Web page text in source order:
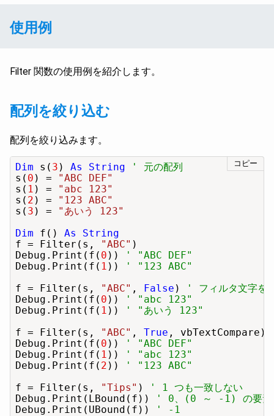
使用例
Filter 関数の使用例を紹介します。
配列を絞り込む
配列を絞り込みます。
コピー
Dim s( 3 ) As String
' 元の配列
s( 0 ) =
"ABC DEF"
s( 1 ) =
"abc 123"
s( 2 ) =
"123 ABC"
s( 3 ) =
"あいう 123"
Dim f() As String
f = Filter(s,
"ABC" )
Debug.Print(f( 0 ))
' "ABC DEF"
Debug.Print(f( 1 ))
' "123 ABC"
f = Filter(s,
"ABC" , False )
' フィルタ文字を
Debug.Print(f( 0 ))
' "abc 123"
Debug.Print(f( 1 ))
' "あいう 123"
f = Filter(s,
"ABC" , True , vbTextCompare)
Debug.Print(f( 0 ))
' "ABC DEF"
Debug.Print(f( 1 ))
' "abc 123"
Debug.Print(f( 2 ))
' "123 ABC"
f = Filter(s,
"Tips" )
' 1 つも一致しない
Debug.Print(LBound(f))
' 0、(0 ～ -1) の要素
Debug.Print(UBound(f))
' -1